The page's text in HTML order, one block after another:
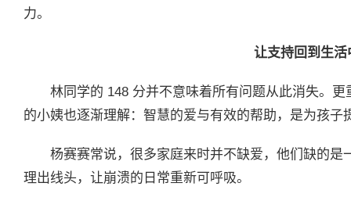
力。
让支持回到生活
林同学的 148 分并不意味着所有问题从此消失。
的小姨也逐渐理解：智慧的爱与有效的帮助，是为孩
杨赛赛常说，很多家庭来时并不缺爱，他们缺的
理出线头，让崩溃的日常重新可呼吸。